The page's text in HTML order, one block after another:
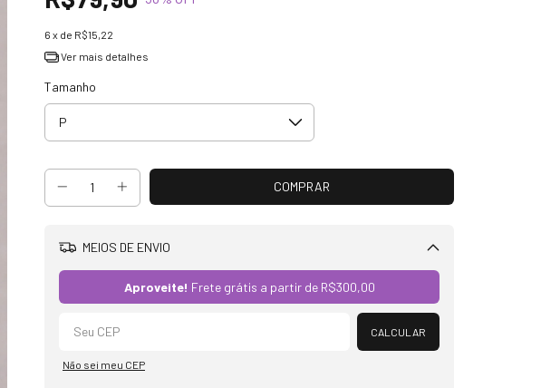
6 x de R$15,22
Ver mais detalhes
Tamanho
MEIOS DE ENVIO
Aproveite! Frete grátis a partir de R$300,00
CALCULAR
Não sei meu CEP